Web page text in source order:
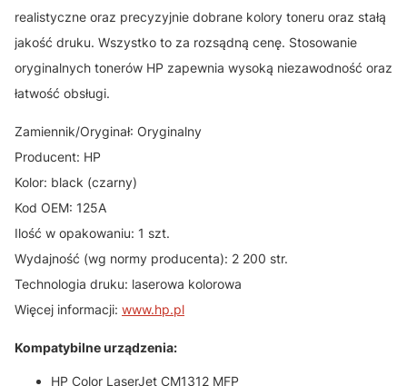
realistyczne oraz precyzyjnie dobrane kolory toneru oraz stałą
jakość druku. Wszystko to za rozsądną cenę. Stosowanie
oryginalnych tonerów HP zapewnia wysoką niezawodność oraz
łatwość obsługi.
Zamiennik/Oryginał: Oryginalny
Producent: HP
Kolor: black (czarny)
Kod OEM: 125A
Ilość w opakowaniu: 1 szt.
Wydajność (wg normy producenta): 2 200 str.
Technologia druku: laserowa kolorowa
Więcej informacji: www.hp.pl
Kompatybilne urządzenia:
HP Color LaserJet CM1312 MFP